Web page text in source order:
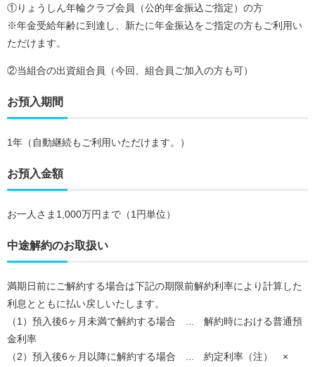
①りょうしん年輪クラブ会員（公的年金振込ご指定）の方
※年金受給年齢に到達し、新たに年金振込をご指定の方もご利用い
ただけます。
②当組合の出資組合員（今回、組合員ご加入の方も可）
お預入期間
1年（自動継続もご利用いただけます。）
お預入金額
お一人さま1,000万円まで（1円単位）
中途解約のお取扱い
満期日前にご解約する場合は下記の期限前解約利率により計算した
利息とともに払い戻しいたします。
（1）預入後6ヶ月未満で解約する場合 ... 解約時における普通預
金利率
（2）預入後6ヶ月以降に解約する場合 ... 約定利率（注） ×